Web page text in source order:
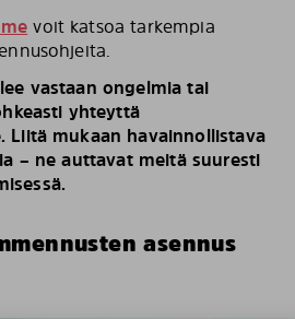
voit katsoa tarkempia
vastaan ongelmia tai
yhteyttä
Liitä mukaan havainnollistava
– ne auttavat meitä suuresti
asennus